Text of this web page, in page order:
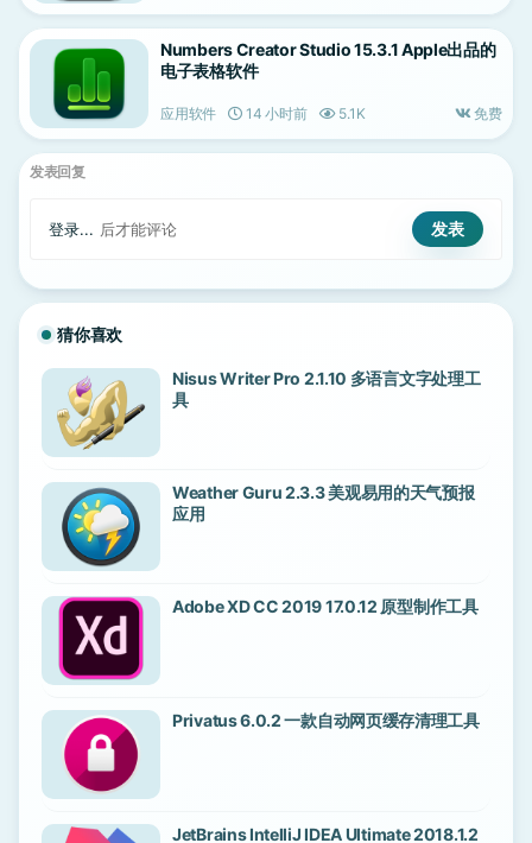
Numbers Creator Studio 15.3.1 Apple出品的
电子表格软件
应用软件 14 小时前 5.1K 免费
发表回复
登录... 后才能评论
猜你喜欢
Nisus Writer Pro 2.1.10 多语言文字处理工
具
Weather Guru 2.3.3 美观易用的天气预报
应用
Adobe XD CC 2019 17.0.12 原型制作工具
Privatus 6.0.2 一款自动网页缓存清理工具
JetBrains IntelliJ IDEA Ultimate 2018.1.2